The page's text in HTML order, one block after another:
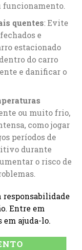
funcionamento.
quentes: Evite
e
estacionado
do carro
e danificar o
ou muito frio,
como jogar
períodos de
durante
o risco de
responsabilidade
Entre em
em ajuda-lo.